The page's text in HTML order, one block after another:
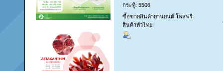
กระทู้: 5506
ซื้อขายสินค้ายานยนต์ โพสฟรี
สินค้าทั่วไทย